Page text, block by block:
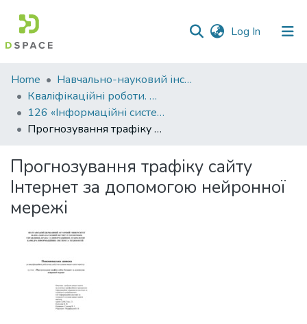
Log In (current)
Communities
&
Collections
All of DSpace
Statistics
Home
Навчально-науковий інститут економіки, управління, права та інформаційних технологій
Кваліфікаційні роботи. ННІ економіки, управління, права та ІТ
126 «Інформаційні системи та технології» - Магістри 2023-2024
Прогнозування трафіку сайту Інтернет за допомогою нейронної мережі
Прогнозування трафіку сайту
Інтернет за допомогою нейронної
мережі